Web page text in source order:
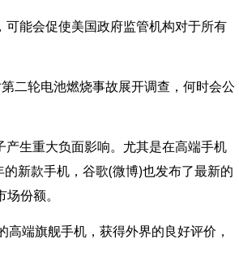
能会促使美国政府监管机构对于所有
二轮电池燃烧事故展开调查，何时会公
生重大负面影响。尤其是在高端手机
新款手机，谷歌(微博)也发布了最新的
份额。
端旗舰手机，获得外界的良好评价，